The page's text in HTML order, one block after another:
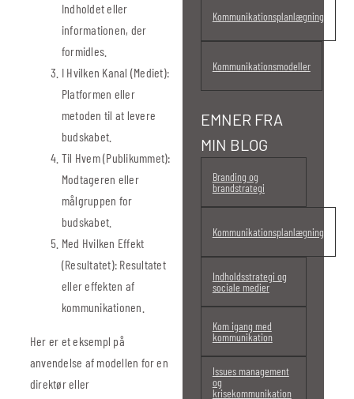
Indholdet eller
informationen, der
formidles.
I Hvilken Kanal (Mediet):
Platformen eller
metoden til at levere
budskabet.
Til Hvem (Publikummet):
Modtageren eller
målgruppen for
budskabet.
Med Hvilken Effekt
(Resultatet): Resultatet
eller effekten af
kommunikationen.
Her er et eksempl på
anvendelse af modellen for en
direktør eller
Kommunikationsplanlægning
Kommunikationsmodeller
EMNER FRA
MIN BLOG
Branding og
brandstrategi
Kommunikationsplanlægning
Indholdsstrategi og
sociale medier
Kom igang med
kommunikation
Issues management
og
krisekommunikation